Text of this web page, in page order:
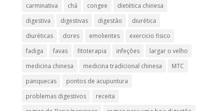
carminativa
chá congee
dietética chinesa
digestiva
digestivas digestão
diurética
diuréticas​
dores emolientes
exercicio fisico
fadiga
favas fitoterapia infeções
largar o velho
medicina chinesa
medicina tradicional chinesa
MTC
panquecas
pontos de acupuntura
problemas digestivos
receita